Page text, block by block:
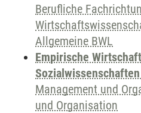
Berufliche
Allgemeine BWL
Empirische
Sozialwissenschaften
Management und
und Organisation